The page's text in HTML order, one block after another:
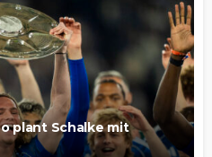
plant Schalke mit